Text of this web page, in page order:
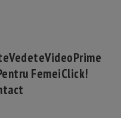
VedeteVideoPrime
FemeiClick!